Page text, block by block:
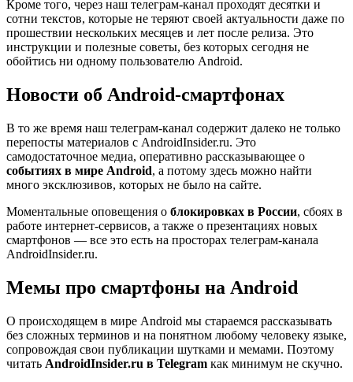
Кроме того, через наш телеграм-канал проходят десятки и
сотни текстов, которые не теряют своей актуальности даже по
прошествии нескольких месяцев и лет после релиза. Это
инструкции и полезные советы, без которых сегодня не
обойтись ни одному пользователю Android.
Новости об Android-смартфонах
В то же время наш телеграм-канал содержит далеко не только
перепосты материалов с AndroidInsider.ru. Это
самодостаточное медиа, оперативно рассказывающее о
событиях в мире Android, а потому здесь можно найти
много эксклюзивов, которых не было на сайте.
Моментальные оповещения о блокировках в России, сбоях в
работе интернет-сервисов, а также о презентациях новых
смартфонов — все это есть на просторах телеграм-канала
AndroidInsider.ru.
Мемы про смартфоны на Android
О происходящем в мире Android мы стараемся рассказывать
без сложных терминов и на понятном любому человеку языке,
сопровождая свои публикации шутками и мемами. Поэтому
читать AndroidInsider.ru в Telegram как минимум не скучно.